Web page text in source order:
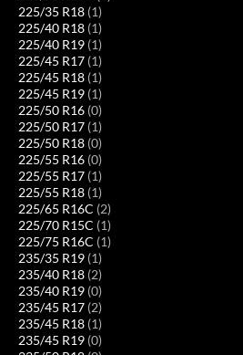
225/35 R18 (1)
225/40 R18 (1)
225/40 R19 (1)
225/45 R17 (1)
225/45 R18 (1)
225/45 R19 (1)
225/50 R16 (0)
225/50 R17 (1)
225/50 R18 (0)
225/55 R16 (0)
225/55 R17 (1)
225/55 R18 (1)
225/65 R16C (2)
225/70 R15C (1)
225/75 R16C (1)
235/35 R19 (1)
235/40 R18 (2)
235/40 R19 (0)
235/45 R17 (2)
235/45 R18 (1)
235/45 R19 (0)